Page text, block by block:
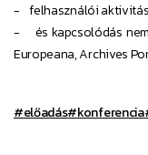
- felhasználói aktivitás
- és kapcsolódás
Europeana, Archives
#előadás#konferencia